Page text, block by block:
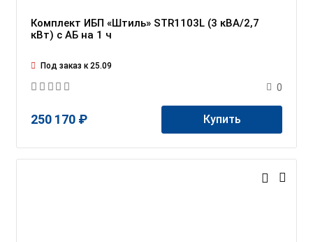
Комплект ИБП «Штиль» STR1103L (3 кВА/2,7
кВт) c АБ на 1 ч
Под заказ к 25.09
0
250 170 ₽ Купить